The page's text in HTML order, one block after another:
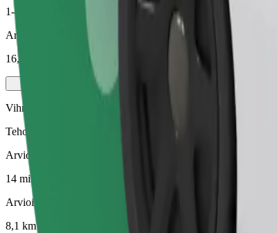
1-4
Arvioitu hinta
16,40 €
Vihreä
Tehokkaat kyydit hybridi- ja sähköautoilla
Arvioitu matka-aika
14 min
Arvioitu etäisyys
8,1 km